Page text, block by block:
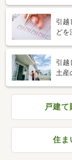
引越
どを
引越
土産
戸建
住ま